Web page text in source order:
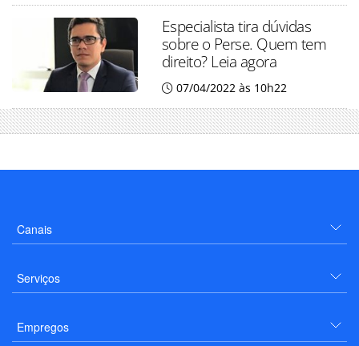
Especialista tira dúvidas
sobre o Perse. Quem tem
direito? Leia agora
07/04/2022 às 10h22
Canais
Serviços
Empregos